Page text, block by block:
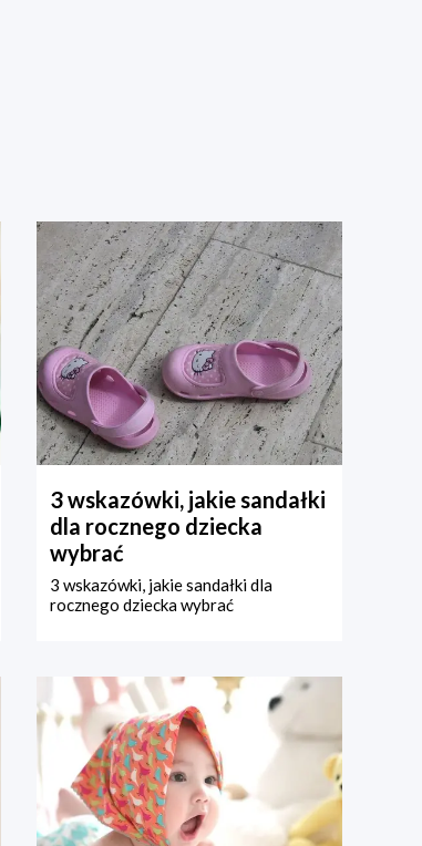
3 wskazówki, jakie sandałki
dla rocznego dziecka
wybrać
3 wskazówki, jakie sandałki dla
rocznego dziecka wybrać